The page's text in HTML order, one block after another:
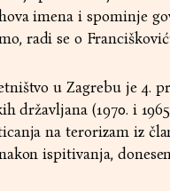
imena i spominje
radi se o
u Zagrebu je 4.
državljana (1970. i
na terorizam iz
ispitivanja,